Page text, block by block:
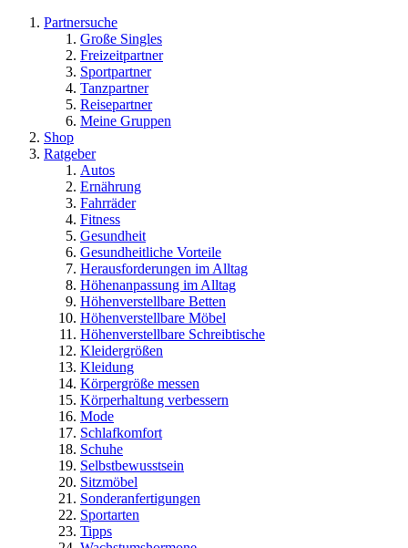
Partnersuche
Große Singles
Freizeitpartner
Sportpartner
Tanzpartner
Reisepartner
Meine Gruppen
Shop
Ratgeber
Autos
Ernährung
Fahrräder
Fitness
Gesundheit
Gesundheitliche Vorteile
Herausforderungen im Alltag
Höhenanpassung im Alltag
Höhenverstellbare Betten
Höhenverstellbare Möbel
Höhenverstellbare Schreibtische
Kleidergrößen
Kleidung
Körpergröße messen
Körperhaltung verbessern
Mode
Schlafkomfort
Schuhe
Selbstbewusstsein
Sitzmöbel
Sonderanfertigungen
Sportarten
Tipps